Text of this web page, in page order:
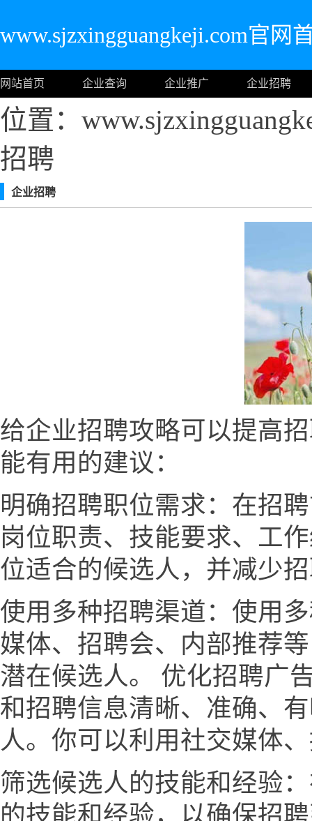
www.sjzxingguangkeji.com官网
网站首页 企业查询 企业推广 企业招聘
位置：
招聘
企业招聘
给企业招聘攻略可以提高
能有用的建议：
明确招聘职位需求：在招
岗位职责、技能要求、工
位适合的候选人，并减少
使用多种招聘渠道：使用
媒体、招聘会、内部推荐
潜在候选人。 优化招聘广
和招聘信息清晰、准确、
人。你可以利用社交媒体
筛选候选人的技能和经验
的技能和经验，以确保招